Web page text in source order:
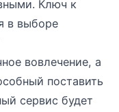
Ключ к
в выборе
вовлечение, а
поставить
сервис будет